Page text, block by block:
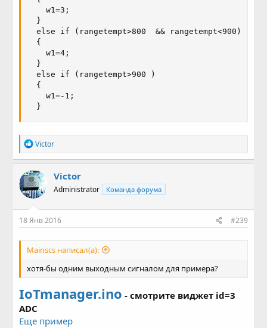
    w1=3;
  }
  else if (rangetempt>800  && rangetempt<900)
  {
    w1=4;
  }
  else if (rangetempt>900 )
  {
    w1=-1;
  }
Р
е
а
к
ц
и
и
:
Victor
Victor
Administrator Команда форума
18 Янв 2016 #239
Mainscs написал(а):
хотя-бы одним выходным сигналом для примера?
IoTmanager.ino - смотрите виджет id=3
ADC
Еще пример